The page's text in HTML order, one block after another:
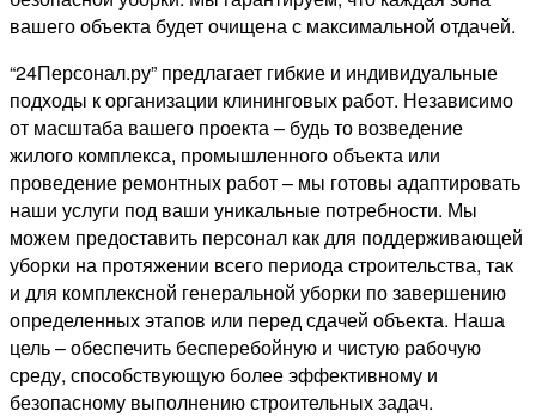
вашего объекта будет очищена с максимальной отдачей.
“24Персонал.ру” предлагает гибкие и индивидуальные
подходы к организации клининговых работ. Независимо
от масштаба вашего проекта – будь то возведение
жилого комплекса, промышленного объекта или
проведение ремонтных работ – мы готовы адаптировать
наши услуги под ваши уникальные потребности. Мы
можем предоставить персонал как для поддерживающей
уборки на протяжении всего периода строительства, так
и для комплексной генеральной уборки по завершению
определенных этапов или перед сдачей объекта. Наша
цель – обеспечить бесперебойную и чистую рабочую
среду, способствующую более эффективному и
безопасному выполнению строительных задач.